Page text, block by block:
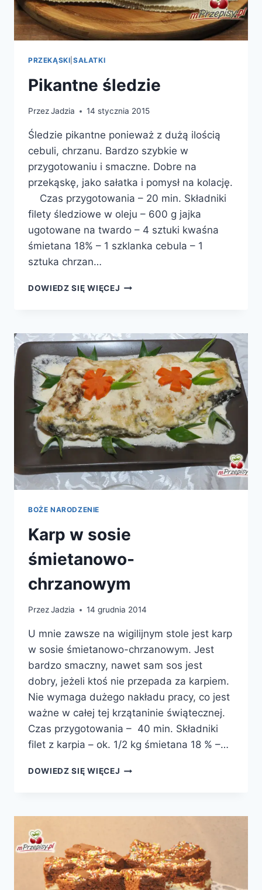
PRZEKĄSKI SAŁATKI
Pikantne śledzie
PrzezJadzia 14 stycznia 2015
Śledzie pikantne ponieważ z dużą ilością
cebuli, chrzanu. Bardzo szybkie w
przygotowaniu i smaczne. Dobre na
przekąskę, jako sałatka i pomysł na kolację.
Czas przygotowania – 20 min. Składniki
filety śledziowe w oleju – 600 g jajka
ugotowane na twardo – 4 sztuki kwaśna
śmietana 18% – 1 szklanka cebula – 1
sztuka chrzan…
DOWIEDZ SIĘ WIĘCEJ PIKANTNE
BOŻE NARODZENIE
Karp w sosie
śmietanowo-
chrzanowym
PrzezJadzia 14 grudnia 2014
U mnie zawsze na wigilijnym stole jest karp
w sosie śmietanowo-chrzanowym. Jest
bardzo smaczny, nawet sam sos jest
dobry, jeżeli ktoś nie przepada za karpiem.
Nie wymaga dużego nakładu pracy, co jest
ważne w całej tej krzątaninie świątecznej.
Czas przygotowania – 40 min. Składniki
filet z karpia – ok. 1/2 kg śmietana 18 % –…
DOWIEDZ SIĘ WIĘCEJ KARP
CHRZANOWYM